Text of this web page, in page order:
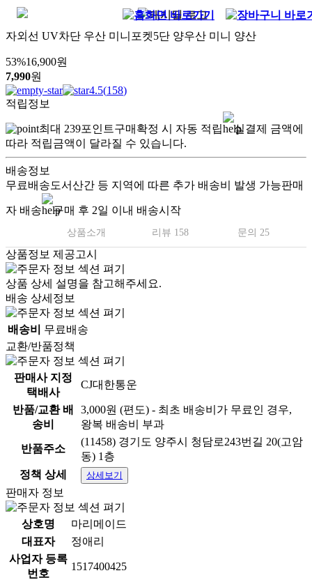
자외선 UV차단 우산 미니포켓5단 양우산 미니 양산
53%16,900원
7,990원
4.5(158)
적립정보
최대 239포인트구매확정 시 자동 적립
실결제 금액에
따라 적립금액이 달라질 수 있습니다.
배송정보
무료배송도서산간 등 지역에 따른 추가 배송비 발생 가능판매
자 배송 구매 후 2일 이내 배송시작
상품소개 리뷰 158 문의 25
상품정보 제공고시
상품 상세 설명을 참고해주세요.
배송 상세정보
배송비
무료배송
교환/반품정책
판매사 지정
택배사
CJ대한통운
반품/교환 배
송비
3,000원 (편도) - 최초 배송비가 무료인 경우,
왕복 배송비 부과
반품주소
(11458) 경기도 양주시 청담로243번길 20(고암
동) 1층
정책 상세
상세보기
판매자 정보
상호명
마리메이드
대표자
정애리
사업자 등록
번호
1517400425